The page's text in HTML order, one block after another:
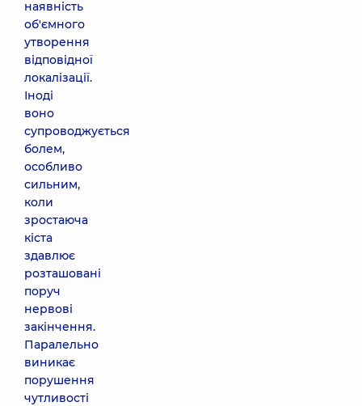
наявність
об'ємного
утворення
відповідної
локалізації.
Іноді
воно
супроводжується
болем,
особливо
сильним,
коли
зростаюча
кіста
здавлює
розташовані
поруч
нервові
закінчення.
Паралельно
виникає
порушення
чутливості